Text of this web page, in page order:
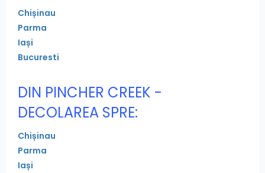
Chișinau
Parma
Iași
Bucuresti
DIN PINCHER CREEK -
DECOLAREA SPRE:
Chișinau
Parma
Iași